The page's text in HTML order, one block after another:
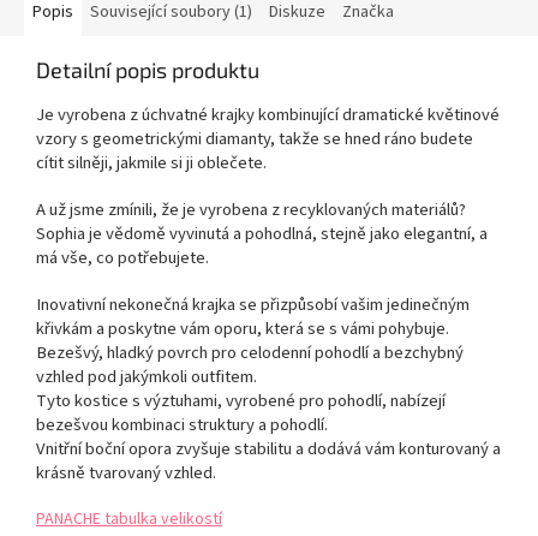
Popis Související soubory (1) Diskuze Značka
Detailní popis produktu
Je vyrobena z úchvatné krajky kombinující dramatické květinové
vzory s geometrickými diamanty, takže se hned ráno budete
cítit silněji, jakmile si ji oblečete.
A už jsme zmínili, že je vyrobena z recyklovaných materiálů?
Sophia je vědomě vyvinutá a pohodlná, stejně jako elegantní, a
má vše, co potřebujete.
Inovativní nekonečná krajka se přizpůsobí vašim jedinečným
křivkám a poskytne vám oporu, která se s vámi pohybuje.
Bezešvý, hladký povrch pro celodenní pohodlí a bezchybný
vzhled pod jakýmkoli outfitem.
Tyto kostice s výztuhami, vyrobené pro pohodlí, nabízejí
bezešvou kombinaci struktury a pohodlí.
Vnitřní boční opora zvyšuje stabilitu a dodává vám konturovaný a
krásně tvarovaný vzhled.
PANACHE tabulka velikostí